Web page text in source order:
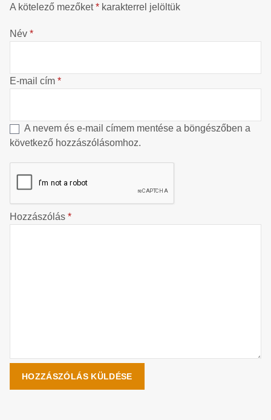
A kötelező mezőket* karakterrel jelöltük
Név *
E-mail cím *
A nevem és e-mail címem mentése a böngészőben a
következő hozzászólásomhoz.
Hozzászólás *